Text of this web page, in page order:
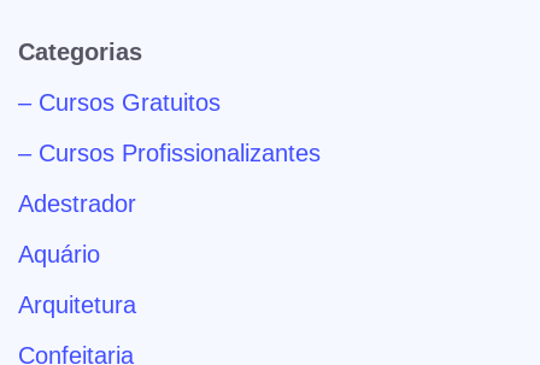
Categorias
– Cursos Gratuitos
– Cursos Profissionalizantes
Adestrador
Aquário
Arquitetura
Confeitaria